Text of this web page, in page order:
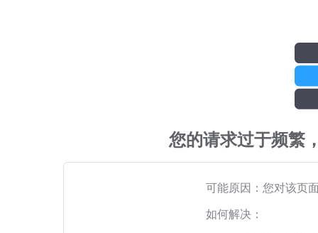
您的请求过于频繁
可能原因：您对该页
如何解决：